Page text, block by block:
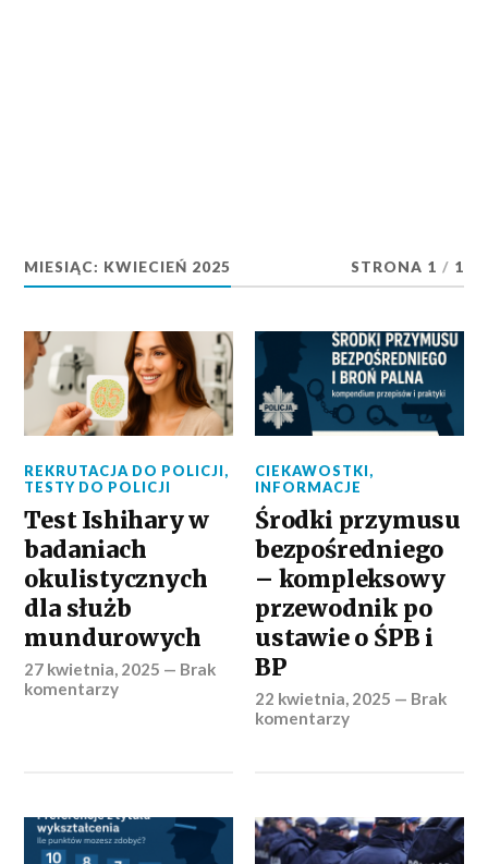
MIESIĄC: KWIECIEŃ 2025 STRONA 1 / 1
REKRUTACJA DO POLICJI,
TESTY DO POLICJI
Test Ishihary w
badaniach
okulistycznych
dla służb
mundurowych
27 kwietnia, 2025 — Brak
komentarzy
CIEKAWOSTKI,
INFORMACJE
Środki przymusu
bezpośredniego
– kompleksowy
przewodnik po
ustawie o ŚPB i
BP
22 kwietnia, 2025 — Brak
komentarzy